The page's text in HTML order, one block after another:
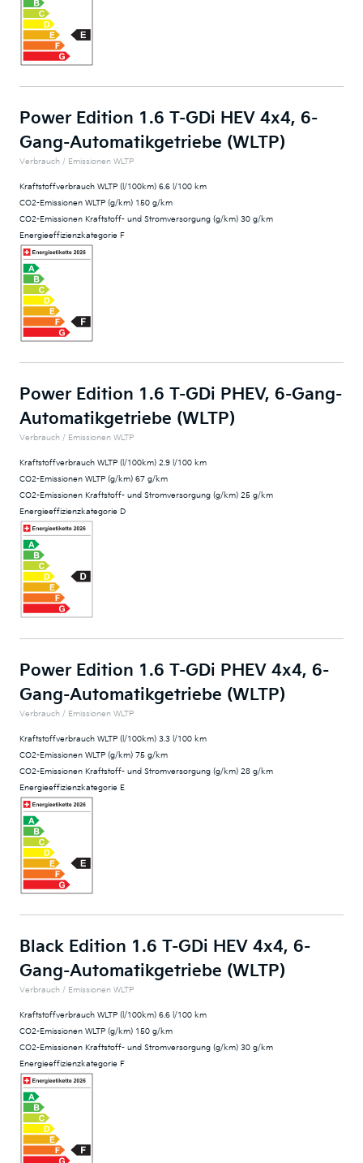
Power Edition 1.6 T-GDi HEV 4x4, 6-
Gang-Automatikgetriebe (WLTP)
Verbrauch / Emissionen WLTP
Kraftstoffverbrauch WLTP (l/100km) 6.6 l/100 km
CO2-Emissionen WLTP (g/km) 150 g/km
CO2-Emissionen Kraftstoff- und Stromversorgung (g/km) 30 g/km
Energieeffizienzkategorie F
Power Edition 1.6 T-GDi PHEV, 6-Gang-
Automatikgetriebe (WLTP)
Verbrauch / Emissionen WLTP
Kraftstoffverbrauch WLTP (l/100km) 2.9 l/100 km
CO2-Emissionen WLTP (g/km) 67 g/km
CO2-Emissionen Kraftstoff- und Stromversorgung (g/km) 25 g/km
Energieeffizienzkategorie D
Power Edition 1.6 T-GDi PHEV 4x4, 6-
Gang-Automatikgetriebe (WLTP)
Verbrauch / Emissionen WLTP
Kraftstoffverbrauch WLTP (l/100km) 3.3 l/100 km
CO2-Emissionen WLTP (g/km) 75 g/km
CO2-Emissionen Kraftstoff- und Stromversorgung (g/km) 28 g/km
Energieeffizienzkategorie E
Black Edition 1.6 T-GDi HEV 4x4, 6-
Gang-Automatikgetriebe (WLTP)
Verbrauch / Emissionen WLTP
Kraftstoffverbrauch WLTP (l/100km) 6.6 l/100 km
CO2-Emissionen WLTP (g/km) 150 g/km
CO2-Emissionen Kraftstoff- und Stromversorgung (g/km) 30 g/km
Energieeffizienzkategorie F